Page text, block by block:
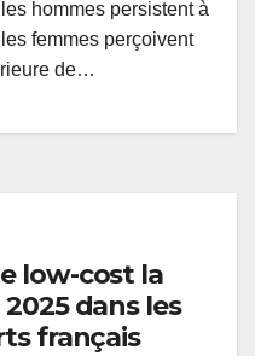
hommes persistent à
femmes perçoivent
de…
low-cost la
dans les
français